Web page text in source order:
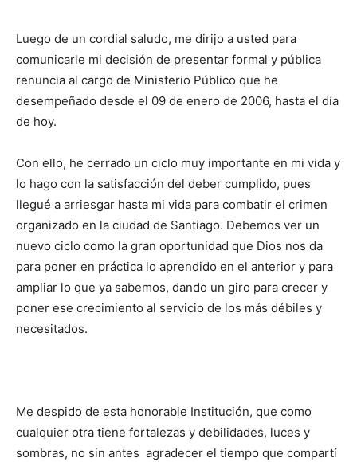
Luego de un cordial saludo, me dirijo a usted para
comunicarle mi decisión de presentar formal y pública
renuncia al cargo de Ministerio Público que he
desempeñado desde el 09 de enero de 2006, hasta el día
de hoy.
Con ello, he cerrado un ciclo muy importante en mi vida y
lo hago con la satisfacción del deber cumplido, pues
llegué a arriesgar hasta mi vida para combatir el crimen
organizado en la ciudad de Santiago. Debemos ver un
nuevo ciclo como la gran oportunidad que Dios nos da
para poner en práctica lo aprendido en el anterior y para
ampliar lo que ya sabemos, dando un giro para crecer y
poner ese crecimiento al servicio de los más débiles y
necesitados.
Me despido de esta honorable Institución, que como
cualquier otra tiene fortalezas y debilidades, luces y
sombras, no sin antes agradecer el tiempo que compartí